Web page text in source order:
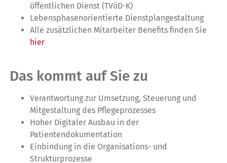
öffentlichen Dienst (TVöD-K)
Lebensphasenorientierte Dienstplangestaltung
Alle zusätzlichen Mitarbeiter Benefits finden Sie
hier
Das kommt auf Sie zu
Verantwortung zur Umsetzung, Steuerung und
Mitgestaltung des Pflegeprozesses
Hoher Digitaler Ausbau in der
Patientendokumentation
Einbindung in die Organisations- und
Strukturprozesse